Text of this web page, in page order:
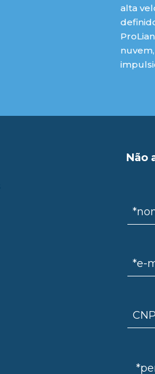
alta
Não
*e-